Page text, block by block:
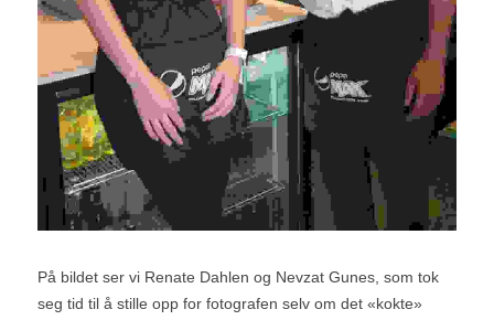
På bildet ser vi Renate Dahlen og Nevzat Gunes, som tok
seg tid til å stille opp for fotografen selv om det «kokte»